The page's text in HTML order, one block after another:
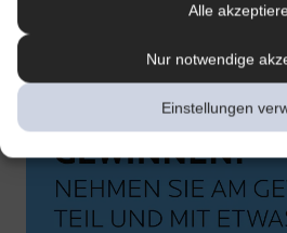
Alle
Nur notwendige
Einstellungen